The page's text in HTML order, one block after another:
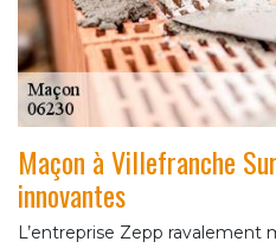
Maçon à Villefranche
innovantes
L’entreprise Zepp